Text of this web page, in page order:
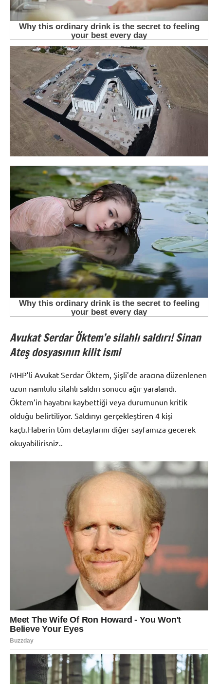
Avukat Serdar Öktem’e silahlı saldırı! Sinan
Ateş dosyasının kilit ismi
MHP’li Avukat Serdar Öktem, Şişli’de aracına düzenlenen
uzun namlulu silahlı saldırı sonucu ağır yaralandı.
Öktem’in hayatını kaybettiği veya durumunun kritik
olduğu belirtiliyor. Saldırıyı gerçekleştiren 4 kişi
kaçtı.Haberin tüm detaylarını diğer sayfamıza gecerek
okuyabilirisniz..